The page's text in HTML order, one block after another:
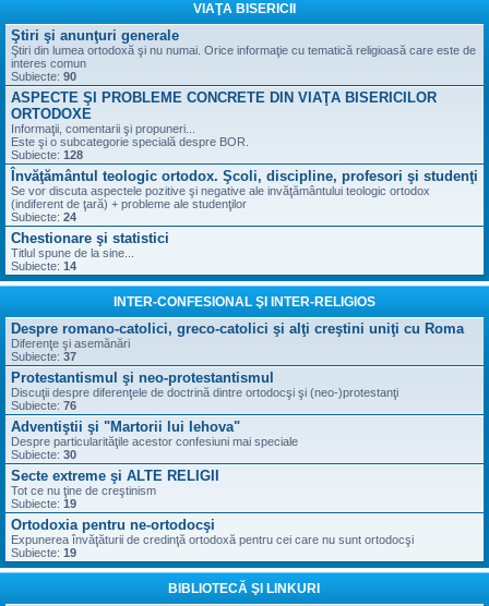
VIAŢA BISERICII
Ştiri şi anunţuri generale
Ştiri din lumea ortodoxă şi nu numai. Orice informaţie cu tematică religioasă care este de
interes comun
Subiecte: 90
ASPECTE ŞI PROBLEME CONCRETE DIN VIAŢA BISERICILOR
ORTODOXE
Informaţii, comentarii şi propuneri...
Este şi o subcategorie specială despre BOR.
Subiecte: 128
Învăţământul teologic ortodox. Şcoli, discipline, profesori şi studenţi
Se vor discuta aspectele pozitive şi negative ale invăţământului teologic ortodox
(indiferent de ţară) + probleme ale studenţilor
Subiecte: 24
Chestionare şi statistici
Titlul spune de la sine...
Subiecte: 14
INTER-CONFESIONAL ŞI INTER-RELIGIOS
Despre romano-catolici, greco-catolici şi alţi creştini uniţi cu Roma
Diferenţe şi asemănări
Subiecte: 37
Protestantismul şi neo-protestantismul
Discuţii despre diferenţele de doctrină dintre ortodocşi şi (neo-)protestanţi
Subiecte: 76
Adventiştii şi "Martorii lui Iehova"
Despre particularităţile acestor confesiuni mai speciale
Subiecte: 30
Secte extreme şi ALTE RELIGII
Tot ce nu ţine de creştinism
Subiecte: 19
Ortodoxia pentru ne-ortodocşi
Expunerea învăţăturii de credinţă ortodoxă pentru cei care nu sunt ortodocşi
Subiecte: 19
BIBLIOTECĂ ŞI LINKURI